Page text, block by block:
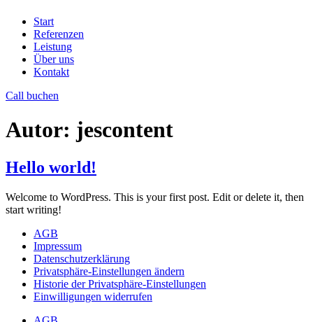
Start
Referenzen
Leistung
Über uns
Kontakt
Call buchen
Autor: jescontent
Hello world!
Welcome to WordPress. This is your first post. Edit or delete it, then
start writing!
AGB
Impressum
Datenschutzerklärung
Privatsphäre-Einstellungen ändern
Historie der Privatsphäre-Einstellungen
Einwilligungen widerrufen